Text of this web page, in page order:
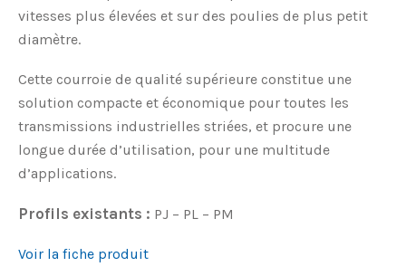
vitesses plus élevées et sur des poulies de plus petit
diamètre.
Cette courroie de qualité supérieure constitue une
solution compacte et économique pour toutes les
transmissions industrielles striées, et procure une
longue durée d’utilisation, pour une multitude
d’applications.
Profils existants : PJ – PL – PM
Voir la fiche produit